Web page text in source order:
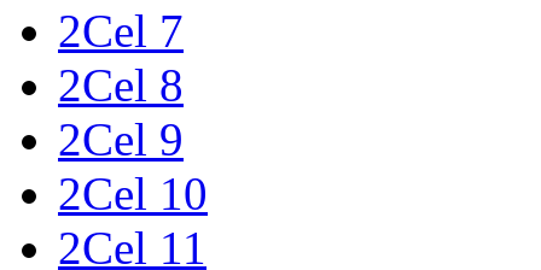
2Cel 7
2Cel 8
2Cel 9
2Cel 10
2Cel 11